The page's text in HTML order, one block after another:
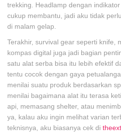
trekking. Headlamp dengan
cukup membantu, jadi aku tidak
di malam gelap.
Terakhir, survival gear seperti knife,
kompas digital juga jadi bagian
satu alat serba bisa itu lebih efektif
tentu cocok dengan gaya
menilai suatu produk berdasarkan
menilai bagaimana alat itu terasa
api, memasang shelter, atau
ya, kalau aku ingin melihat varian
teknisnya, aku biasanya cek di